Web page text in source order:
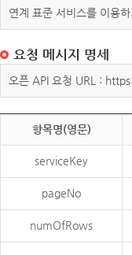
연계 표준 서비스를 이용
요청 메시지 명세
오픈 API 요청 URL :
항목명(영문)
serviceKey
pageNo
numOfRows